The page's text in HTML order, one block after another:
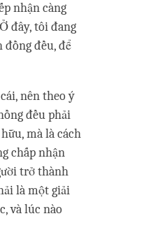
nhận càng
đây, tôi đang
đồng đều, để
nên theo ý
đều phải
mà là cách
chấp nhận
trở thành
là một giải
và lúc nào